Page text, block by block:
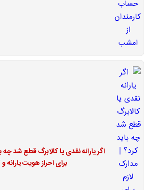
اگر یارانه نقدی یا کالابرگ قطع شد چه
برای احراز هویت یارانه و